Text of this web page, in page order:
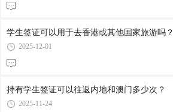
学生签证可以用于去香港或其他国家旅游吗？
2025-12-01
持有学生签证可以往返内地和澳门多少次？
2025-11-24